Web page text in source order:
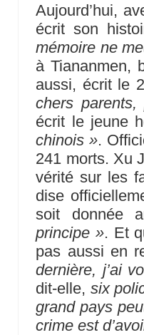
Aujourd’hui,
écrit son
mémoire ne
à Tiananmen,
aussi, écrit le
chers
écrit le jeune
chinois ».
241 morts. Xu
vérité sur les
dise
soit donnée
principe ». Et
pas aussi en
dernière, j’ai
dit-elle, six
grand pays
crime est